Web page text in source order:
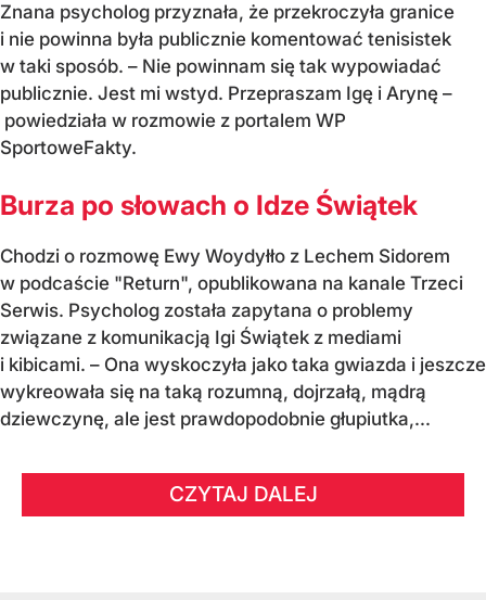
Znana psycholog przyznała, że przekroczyła granice
i nie powinna była publicznie komentować tenisistek
w taki sposób. – Nie powinnam się tak wypowiadać
publicznie. Jest mi wstyd. Przepraszam Igę i Arynę –
powiedziała w rozmowie z portalem WP
SportoweFakty.
Burza po słowach o Idze Świątek
Chodzi o rozmowę Ewy Woydyłło z Lechem Sidorem
w podcaście "Return", opublikowana na kanale Trzeci
Serwis. Psycholog została zapytana o problemy
związane z komunikacją Igi Świątek z mediami
i kibicami. – Ona wyskoczyła jako taka gwiazda i jeszcze
wykreowała się na taką rozumną, dojrzałą, mądrą
dziewczynę, ale jest prawdopodobnie głupiutka,...
CZYTAJ DALEJ